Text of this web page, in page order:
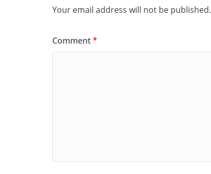
Your email address will not be published.
Comment*